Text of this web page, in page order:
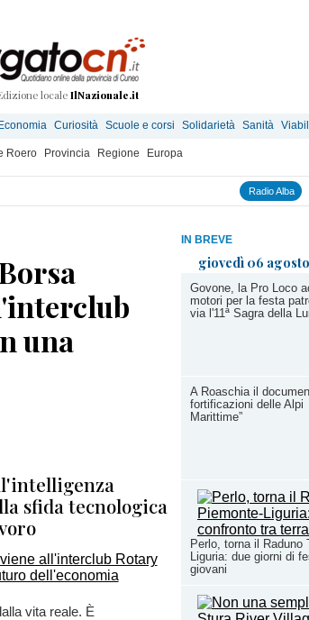
localeIlNazionale.it
Economia Curiosità Scuole e corsi Solidarietà Sanità
Roero Provincia Regione Europa
Radio Alba
IN BREVE
giovedì 06 agosto
Govone, la Pro Loco
motori per la festa
via l'11ª Sagra della
A Roaschia il
fortificazioni delle Alpi
Marittime”
Perlo, torna il
Liguria: due giorni di
giovani
una
sfida tecnologica
vita reale. È